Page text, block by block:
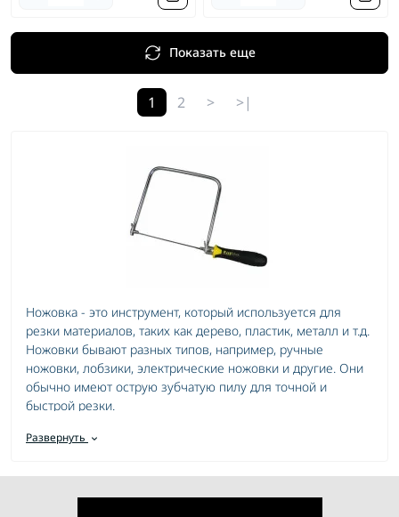
Показать еще
1 2 > >|
Ножовка - это инструмент, который используется для
резки материалов, таких как дерево, пластик, металл и т.д.
Ножовки бывают разных типов, например, ручные
ножовки, лобзики, электрические ножовки и другие. Они
обычно имеют острую зубчатую пилу для точной и
быстрой резки.
для мелких работ.
Лобзики - эффективны при работе с криволинейными
Развернуть